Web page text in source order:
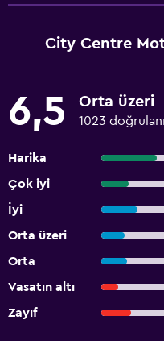
City Centre
6,5 Orta üzeri
1023
Harika
Çok iyi
İyi
Orta üzeri
Orta
Vasatın altı
Zayıf